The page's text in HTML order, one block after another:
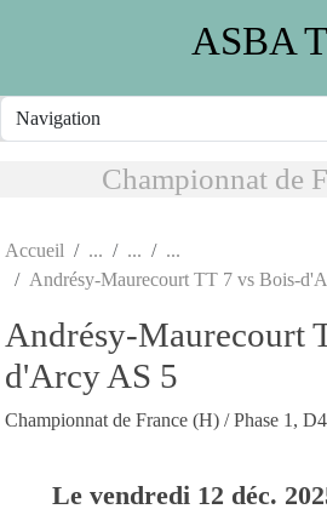
ASBA
Championnat de
Accueil
Andrésy-Maurecourt TT 7 vs Bois-
Andrésy-Maurecourt
d'Arcy AS 5
Championnat de France (H) / Phase 1,
Le vendredi 12 déc.